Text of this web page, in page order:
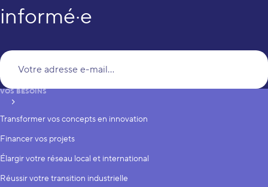
informé·e
S’inscrire
VOS BESOINS
Transformer vos concepts en innovation
Financer vos projets
Élargir votre réseau local et international
Réussir votre transition industrielle